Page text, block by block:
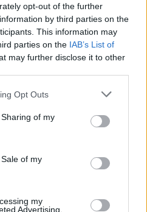
opt-out of the further
by third parties on the
This information may
parties on the IAB’s List of
may further disclose it to other
Opt Outs
of my
of my
my
Advertising.
ΤΗΝ ΚΑΤΗΓΟΡΊΑ
Ολυμπιακή Ζυθοποιία: